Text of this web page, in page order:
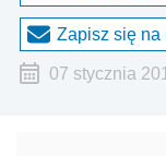
Zapisz się na
07 stycznia